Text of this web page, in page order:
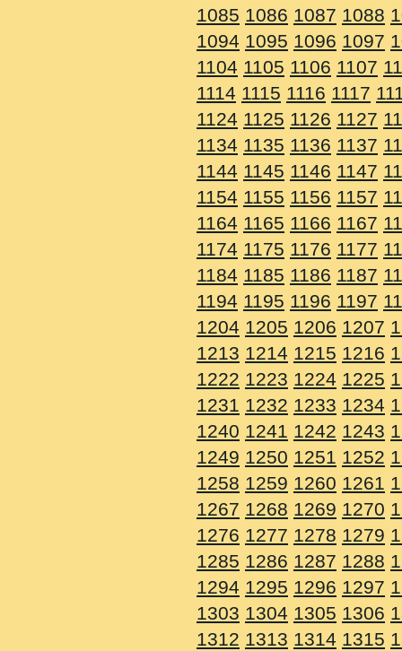
1085 1086 1087 1088
1094 1095 1096 1097
1104 1105 1106 1107
1114 1115 1116 1117
1124 1125 1126 1127
1134 1135 1136 1137
1144 1145 1146 1147
1154 1155 1156 1157
1164 1165 1166 1167
1174 1175 1176 1177
1184 1185 1186 1187
1194 1195 1196 1197
1204 1205 1206 1207
1213 1214 1215 1216
1222 1223 1224 1225
1231 1232 1233 1234
1240 1241 1242 1243
1249 1250 1251 1252
1258 1259 1260 1261
1267 1268 1269 1270
1276 1277 1278 1279
1285 1286 1287 1288
1294 1295 1296 1297
1303 1304 1305 1306
1312 1313 1314 1315